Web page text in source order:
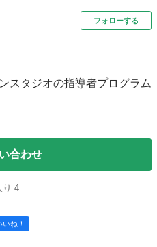
フォローする
スタジオの指導者プログラム
合わせ
り 4
いね！